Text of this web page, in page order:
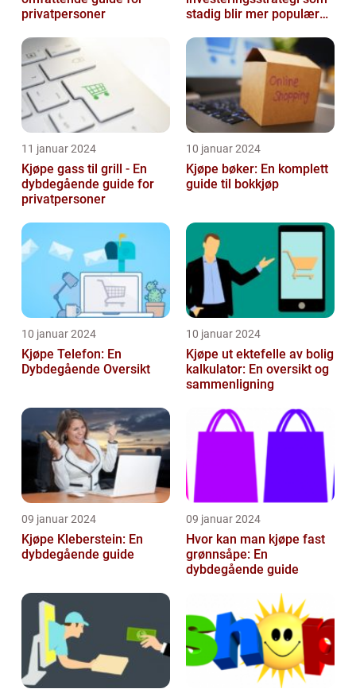
privatpersoner
stadig blir mer populær
11 januar 2024
Kjøpe gass til grill - En
dybdegående guide for
privatpersoner
10 januar 2024
Kjøpe bøker: En komplett
guide til bokkjøp
10 januar 2024
Kjøpe Telefon: En
Dybdegående Oversikt
10 januar 2024
Kjøpe ut ektefelle av bolig
kalkulator: En oversikt og
sammenligning
09 januar 2024
Kjøpe Kleberstein: En
dybdegående guide
09 januar 2024
Hvor kan man kjøpe fast
grønnsåpe: En
dybdegående guide